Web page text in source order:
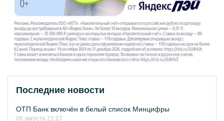
Последние новости
ОТП Банк включён в белый список Минцифры
06 августа 21:27